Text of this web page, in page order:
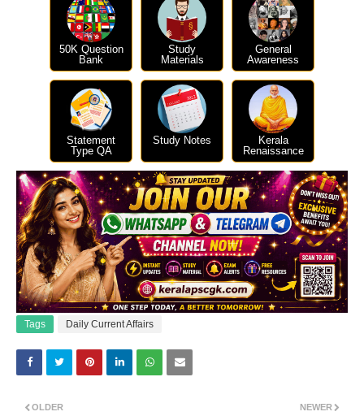
50K Question
Bank
Study
Materials
General
Awareness
Statement
Type QA
Study Notes
Kerala
Renaissance
Tags Daily Current Affairs
NEWER
OLDER